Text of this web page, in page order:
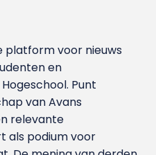
platform voor nieuws
en
Punt
van Avans
relevante
als podium voor